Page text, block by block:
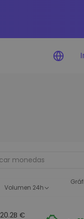
oportunidades de
inteligente para un
Volumen 24h
20.2B €